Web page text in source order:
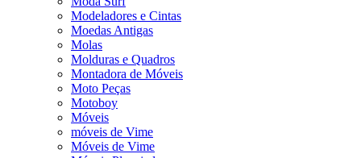
Modeladores e Cintas
Moedas Antigas
Molas
Molduras e Quadros
Montadora de Móveis
Moto Peças
Motoboy
Móveis
móveis de Vime
Móveis de Vime